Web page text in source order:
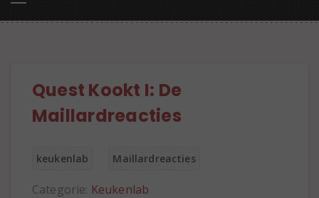
Quest Kookt I: De
Maillardreacties
keukenlab Maillardreacties
Categorie: Keukenlab